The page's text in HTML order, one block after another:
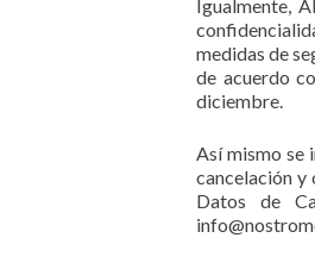
Igualmente,
medidas de
de acuerdo
diciembre.
Así mismo se
cancelación y
Datos de